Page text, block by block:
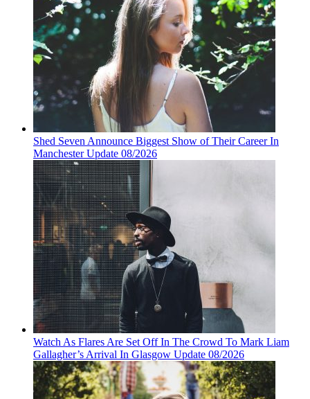
Shed Seven Announce Biggest Show of Their Career In
Manchester Update 08/2026
Watch As Flares Are Set Off In The Crowd To Mark Liam
Gallagher’s Arrival In Glasgow Update 08/2026